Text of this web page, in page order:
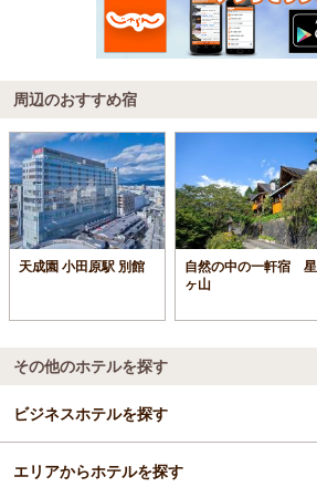
周辺のおすすめ宿
天成園 小田原駅 別館
自然の中の一軒宿 星
ヶ山
その他のホテルを探す
ビジネスホテルを探す
神奈川県
エリアからホテルを探す